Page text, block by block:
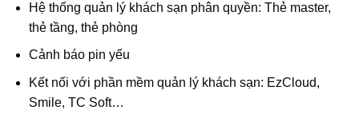
Hệ thống quản lý khách sạn phân quyền: Thẻ master,
thẻ tầng, thẻ phòng
Cảnh báo pin yếu
Kết nối với phần mềm quản lý khách sạn: EzCloud,
Smile, TC Soft…